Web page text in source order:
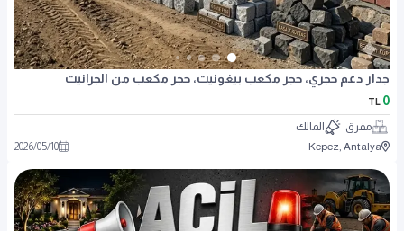
جدار دعم حجري، حجر مكعب بيغونيت، حجر مكعب من الجرانيت
0
TL
مفرق
المالك
Kepez, Antalya
2026/05/10